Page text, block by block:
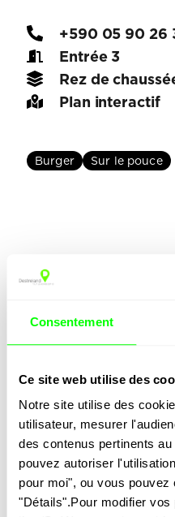
Consentement
Ce site web utilise des
Notre site utilise des
utilisateur, mesurer
des contenus pertinents
pouvez autoriser
pour moi", ou vous
"Détails".Pour modifier
Burger Sur le pouce
+590 05 90 26
Entrée 3
Rez de
Plan interactif
Vous
être…
BRIOCHE DORÉE